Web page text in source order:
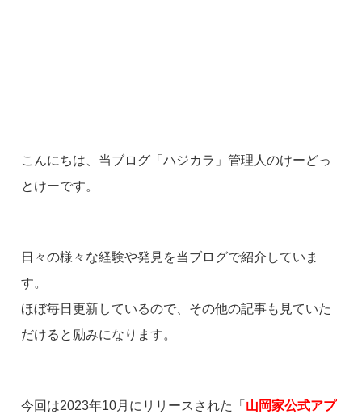
こんにちは、当ブログ「ハジカラ」管理人のけーどっ
とけーです。
日々の様々な経験や発見を当ブログで紹介していま
す。
ほぼ毎日更新しているので、その他の記事も見ていた
だけると励みになります。
今回は2023年10月にリリースされた「 山岡家公式アプ